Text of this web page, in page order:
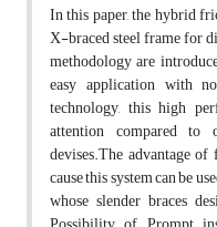
In this paper, the hybrid
X-braced steel frame for
methodology are
easy application with
technology, this high
attention compared to
devises.The advantage
cause this system can be
whose slender braces